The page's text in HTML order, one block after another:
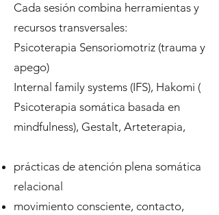
Cada sesión combina herramientas y
recursos transversales:
Psicoterapia Sensoriomotriz (trauma y
apego)
Internal family systems (IFS), Hakomi (
Psicoterapia somática basada en
mindfulness), Gestalt, Arteterapia,
prácticas de atención plena somática
relacional
movimiento consciente, contacto,